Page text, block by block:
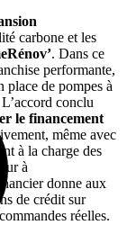
carbone et les
. Dans ce
performante,
place de pompes à
conclu
le financement
même avec
à la charge des
à
donne aux
de crédit sur
réelles.